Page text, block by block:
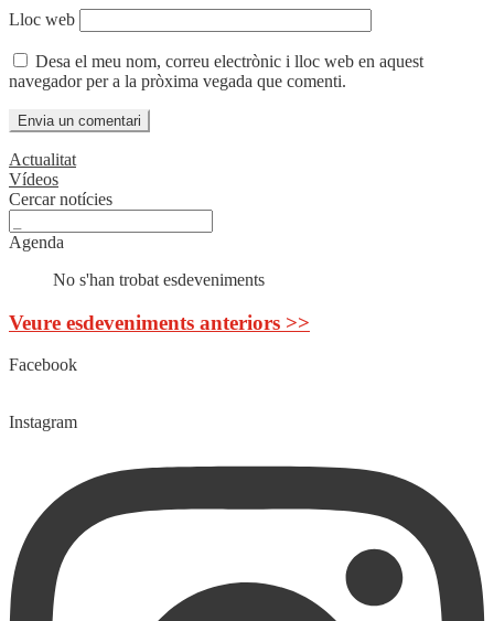
Lloc web
Desa el meu nom, correu electrònic i lloc web en aquest
navegador per a la pròxima vegada que comenti.
Actualitat
Vídeos
Cercar notícies
Agenda
No s'han trobat esdeveniments
Veure esdeveniments anteriors >>
Facebook
Instagram